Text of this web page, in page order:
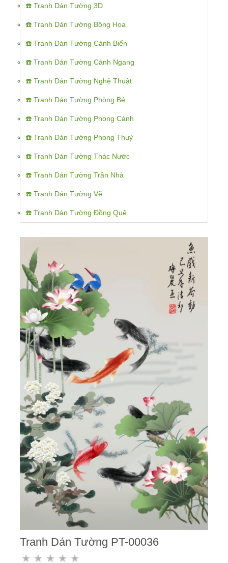
☎️ Tranh Dán Tường 3D
☎️ Tranh Dán Tường Bông Hoa
☎️ Tranh Dán Tường Cảnh Biển
☎️ Tranh Dán Tường Cảnh Ngang
☎️ Tranh Dán Tường Nghệ Thuật
☎️ Tranh Dán Tường Phòng Bé
☎️ Tranh Dán Tường Phong Cảnh
☎️ Tranh Dán Tường Phong Thuỷ
☎️ Tranh Dán Tường Thác Nước
☎️ Tranh Dán Tường Trần Nhà
☎️ Tranh Dán Tường Vẽ
☎️ Tranh Dán Tường Đồng Quê
Tranh Dán Tường PT-00036